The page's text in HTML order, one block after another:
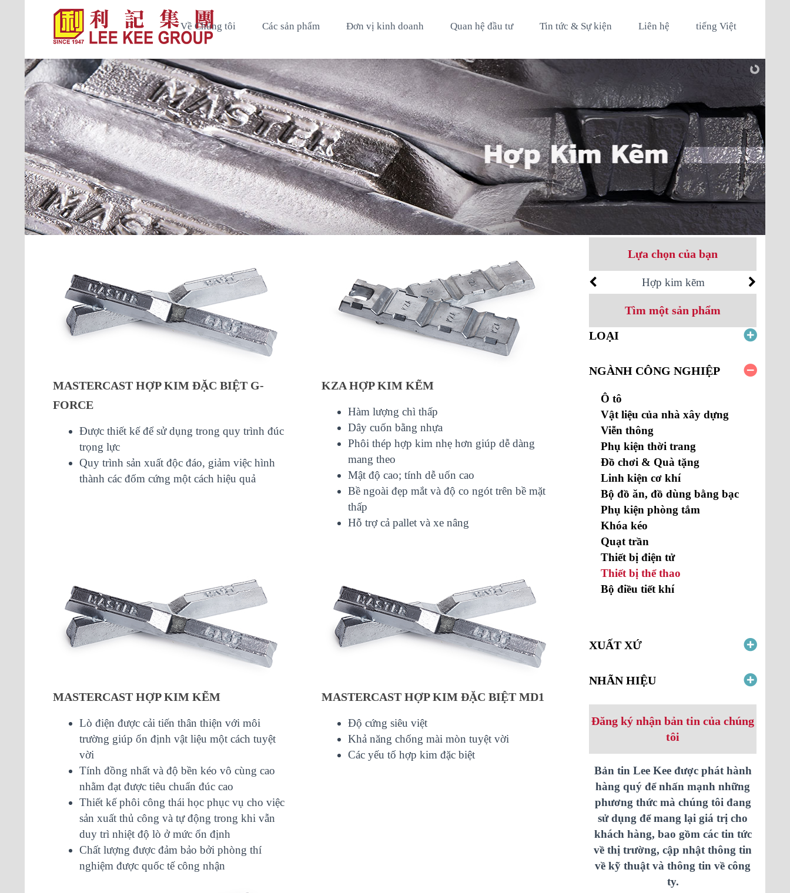
Về Chúng tôi Các sản phẩm Đơn vị kinh doanh Quan hệ đầu tư Tin tức & Sự kiện Liên hệ tiếng Việt
MASTERCAST HỢP KIM ĐẶC BIỆT G-
FORCE
Được thiết kế để sử dụng trong quy trình đúc
trọng lực
Quy trình sản xuất độc đáo, giảm việc hình
thành các đốm cứng một cách hiệu quả
KZA HỢP KIM KẼM
Hàm lượng chì thấp
Dây cuốn bằng nhựa
Phôi thép hợp kim nhẹ hơn giúp dễ dàng
mang theo
Mật độ cao; tính dễ uốn cao
Bề ngoài đẹp mắt và độ co ngót trên bề mặt
thấp
Hỗ trợ cả pallet và xe nâng
MASTERCAST HỢP KIM KẼM
Lò điện được cải tiến thân thiện với môi
trường giúp ổn định vật liệu một cách tuyệt
vời
Tính đồng nhất và độ bền kéo vô cùng cao
nhằm đạt được tiêu chuẩn đúc cao
Thiết kế phôi công thái học phục vụ cho việc
sản xuất thủ công và tự động trong khi vẫn
duy trì nhiệt độ lò ở mức ổn định
Chất lượng được đảm bảo bởi phòng thí
nghiệm được quốc tế công nhận
MASTERCAST HỢP KIM ĐẶC BIỆT MD1
Độ cứng siêu việt
Khả năng chống mài mòn tuyệt vời
Các yếu tố hợp kim đặc biệt
Lựa chọn của bạn
Hợp kim kẽm
Tìm một sản phẩm
LOẠI
NGÀNH CÔNG NGHIỆP
Ô tô
Vật liệu của nhà xây dựng
Viễn thông
Phụ kiện thời trang
Đồ chơi & Quà tặng
Linh kiện cơ khí
Bộ đồ ăn, đồ dùng bằng bạc
Phụ kiện phòng tắm
Khóa kéo
Quạt trần
Thiết bị điện tử
Thiết bị thể thao
Bộ điều tiết khí
XUẤT XỨ
NHÃN HIỆU
Đăng ký nhận bản tin của chúng
tôi
Bản tin Lee Kee được phát hành
hàng quý để nhấn mạnh những
phương thức mà chúng tôi đang
sử dụng để mang lại giá trị cho
khách hàng, bao gồm các tin tức
về thị trường, cập nhật thông tin
về kỹ thuật và thông tin về công
ty.